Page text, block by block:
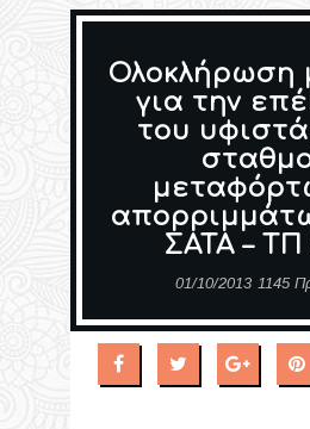
Ολοκλήρωση
για την
του
ΣΑΤΑ – ΤΠ
01/10/2013 1145